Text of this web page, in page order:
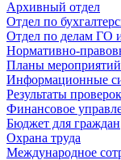
Архивный отдел
Отдел по
Отдел по делам ГО
Нормативно-
Планы мероприятий
Информационные
Результаты проверок
Финансовое
Бюджет для граждан
Охрана труда
Международное